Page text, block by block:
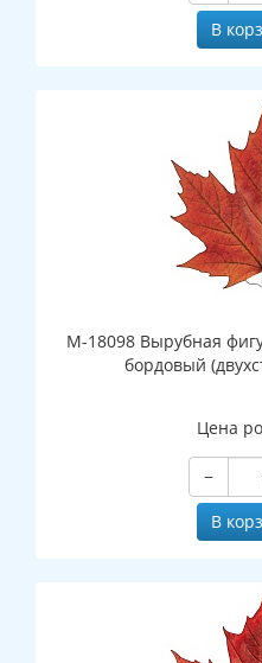
В
М-18098 Вырубная
бордовый
Цена
−
В